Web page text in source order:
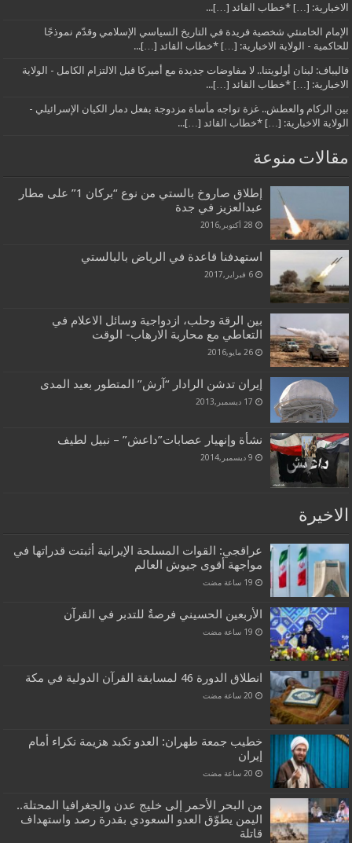
الاخبارية: […] *خطاب القائد […]...
الإمام الخامنئي شخصية فريدة في التاريخ السياسي الإسلامي وقدّم نموذجًا
للحاكمية - الولاية الاخبارية: […] *خطاب القائد […]...
قاليباف: لبنان أولويتنا.. لا مفاوضات جديدة مع أميركا قبل الالتزام الكامل - الولاية
الاخبارية: […] *خطاب القائد […]...
بين الركام والعطش.. غزة تواجه مأساة مزدوجة بفعل دمار الكيان الإسرائيلي -
الولاية الاخبارية: […] *خطاب القائد […]...
مقالات منوعة
إطلاق صاروخ بالستي من نوع “بركان 1” على مطار
عبدالعزيز في جدة
28 أكتوبر,2016
استهدفنا قاعدة في الرياض بالبالستي
6 فبراير,2017
بين الرقة وحلب، ازدواجية وسائل الاعلام في
التعاطي مع محاربة الارهاب- الوقت
26 مايو,2016
إيران تدشن الرادار “آرش” المتطور بعيد المدى
17 ديسمبر,2013
نشأة وإنهيار عصابات”داعش” – نبيل لطيف
9 ديسمبر,2014
الاخيرة
عراقجي: القوات المسلحة الإيرانية أثبتت قدراتها في
مواجهة أقوى جيوش العالم
الأربعين الحسيني فرصةٌ للتدبر في القرآن
انطلاق الدورة 46 لمسابقة القرآن الدولية في مكة
خطيب جمعة طهران: العدو تكبد هزيمة نكراء أمام
إيران
من البحر الأحمر إلى خليج عدن والجغرافيا المحتلة..
اليمن يطوّق العدو السعودي بقدرة رصد واستهداف
قاتلة